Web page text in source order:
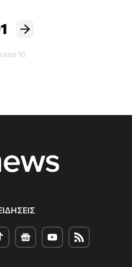
από 10